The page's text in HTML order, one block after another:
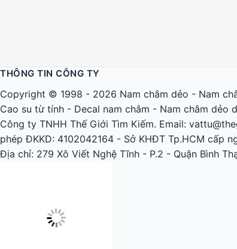
Copyright © 1998 - 2026 Nam châm dẻo - Nam
Cao su từ tính -Decal nam châm
Nam châm dẻo
Công ty TNHH Thế Giới Tìm Kiếm. Email:
phép ĐKKD: 4102042164 - Sở KHĐT Tp.HCM cấp
Địa chỉ: 279 Xô Viết Nghệ Tĩnh - P.2 - Quận Bình
Quý khách xem thêm: